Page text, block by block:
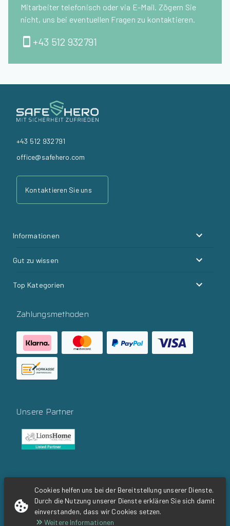
Mitarbeiter telefonisch oder via E-Mail. Zögern Sie
nicht, uns bei eventuellen Fragen zu kontaktieren.
+43 512 932791
Cookies helfen uns bei der Bereitstellung unserer Dienste.
Durch die Nutzung unserer Dienste erklären Sie sich damit
einverstanden, dass wir Cookies setzen.
Weitere Informationen
+43 512 932791
office@safehero.com
Kontaktieren Sie uns
Informationen
Gut zu wissen
Top Kategorien
Zahlungsmethoden
Unsere Partner